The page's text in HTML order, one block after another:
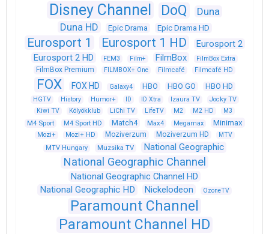
Disney Channel DoQ
Duna
Duna HD
Epic Drama Epic Drama HD
Eurosport 1 Eurosport 1 HD
Eurosport 2
Eurosport 2 HD
FEM3 Film+ FilmBox FilmBox Extra
FilmBox Premium FILMBOX+ One Filmcafé Filmcafé HD
FOX FOX HD Galaxy4 HBO HBO GO HBO HD
HGTV History Humor+ ID ID Xtra Izaura TV
Jocky TV
Kiwi TV
Kölyökklub LiChi TV LifeTV M2 M2 HD M3
M4 Sport M4 Sport HD Match4 Max4 Megamax Minimax
Mozi+ Mozi+ HD Moziverzum Moziverzum HD
MTV
MTV Hungary
Muzsika TV National Geographic
National Geographic Channel
National Geographic Channel HD
National Geographic HD
Nickelodeon OzoneTV
Paramount Channel
Paramount Channel HD